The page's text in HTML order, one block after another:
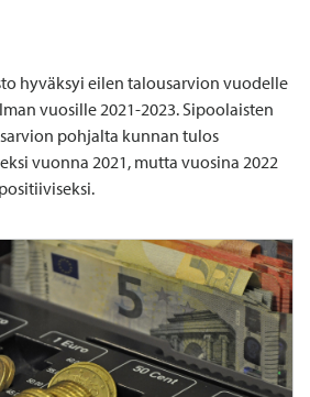
hyväksyi eilen talousarvion vuodelle
vuosille 2021-2023. Sipoolaisten
pohjalta kunnan tulos
vuonna 2021, mutta vuosina 2022